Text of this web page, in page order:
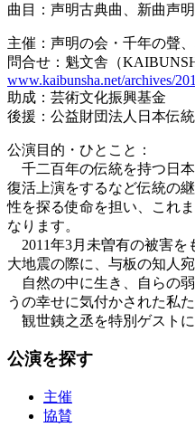
曲目：声明古典曲、新曲声
主催：声明の会・千年の聲
問合せ：魁文舎（
www.kaibunsha.net/archives/
助成：芸術文化振興基金
後援：公益財団法人日本伝
公演目的・ひとこと：
千二百年の伝統を持つ日
復活上演をするなど伝統の
性を探る使命を担い、これ
なります。
2011年3月未曽有の被害を
大地震の際に、与板の知人
自然の中に生き、自らの
うの幸せに気付かされた私
観世銕之丞を特別ゲストに
公演を探す
主催
協賛